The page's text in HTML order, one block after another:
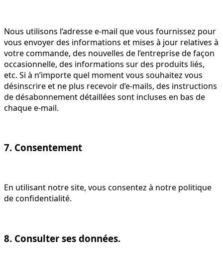
Nous utilisons l’adresse e-mail que vous fournissez pour
vous envoyer des informations et mises à jour relatives à
votre commande, des nouvelles de l’entreprise de façon
occasionnelle, des informations sur des produits liés,
etc. Si à n’importe quel moment vous souhaitez vous
désinscrire et ne plus recevoir d’e-mails, des instructions
de désabonnement détaillées sont incluses en bas de
chaque e-mail.
7. Consentement
En utilisant notre site, vous consentez à notre politique
de confidentialité.
8. Consulter ses données.